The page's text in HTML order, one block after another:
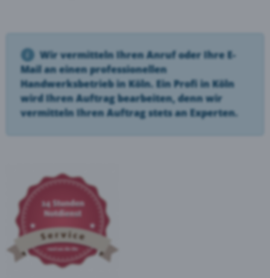
Wir vermitteln Ihren Anruf oder Ihre E-
Mail an einen professionellen
Handwerksbetrieb in Köln. Ein Profi in Köln
wird Ihren Auftrag bearbeiten, denn wir
vermitteln Ihren Auftrag stets an Experten.